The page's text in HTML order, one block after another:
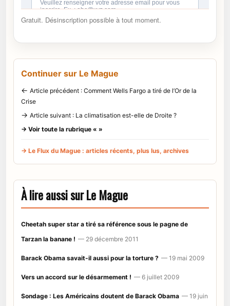
Gratuit. Désinscription possible à tout moment.
Continuer sur Le Mague
← Article précédent : Comment Wells Fargo a tiré de l’Or de la
Crise
→ Article suivant : La climatisation est-elle de Droite ?
→ Voir toute la rubrique « »
→ Le Flux du Mague : articles récents, plus lus, archives
À lire aussi sur Le Mague
Cheetah super star a tiré sa référence sous le pagne de
Tarzan la banane ! — 29 décembre 2011
Barack Obama savait-il aussi pour la torture ? — 19 mai 2009
Vers un accord sur le désarmement ! — 6 juillet 2009
Sondage : Les Américains doutent de Barack Obama — 19 juin